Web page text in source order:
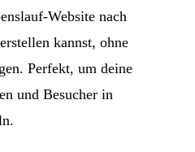
Website nach
kannst, ohne
Perfekt, um deine
und Besucher in